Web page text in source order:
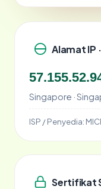
Alamat IP
Singapore ·
ISP / Penyedia:
Sertifikat